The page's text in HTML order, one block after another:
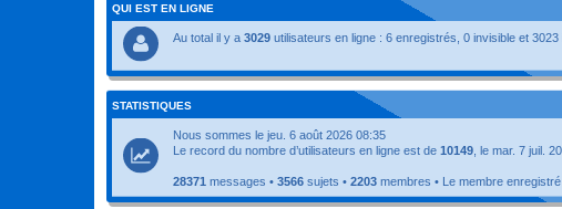
QUI EST EN LIGNE
Au total il y a 3029 utilisateurs en ligne : 6 enregistrés, 0 invisible et
STATISTIQUES
Nous sommes le jeu. 6 août 2026 08:35
Le record du nombre d’utilisateurs en ligne est de 10149 , le mar. 7 juil.
28371 messages • 3566 sujets • 2203 membres • Le membre